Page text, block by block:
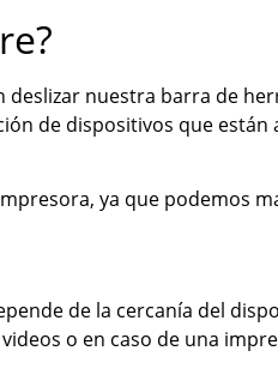
deslizar nuestra barra de
de dispositivos que
ya que podemos
de la cercanía del
o en caso de una